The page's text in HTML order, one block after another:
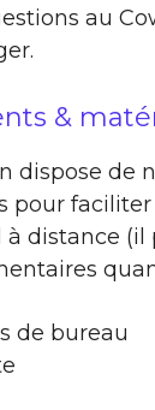
au
&
dispose de
pour
distance (il
de bureau